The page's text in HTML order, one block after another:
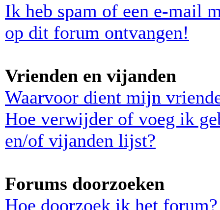
Ik heb spam of een e-mail
op dit forum ontvangen!
Vrienden en vijanden
Waarvoor dient mijn
Hoe verwijder of voeg ik
en/of vijanden lijst?
Forums doorzoeken
Hoe doorzoek ik het forum?